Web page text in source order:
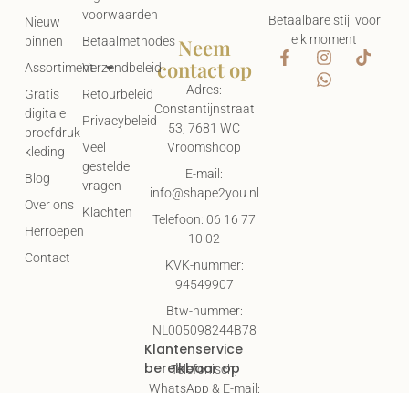
Betaalbare stijl voor
elk moment
voorwaarden
Betaalmethodes
Verzendbeleid
Retourbeleid
Privacybeleid
Veel
gestelde
vragen
Klachten
Nieuw
binnen
Assortiment
Gratis
digitale
proefdruk
kleding
Blog
Over ons
Herroepen
Contact
Neem
contact op
Adres:
Constantijnstraat
53, 7681 WC
Vroomshoop
E-mail:
info@shape2you.nl
Telefoon: 06 16 77
10 02
KVK-nummer:
94549907
Btw-nummer:
NL005098244B78
Klantenservice
bereikbaar op
Telefonisch,
WhatsApp & E-mail: